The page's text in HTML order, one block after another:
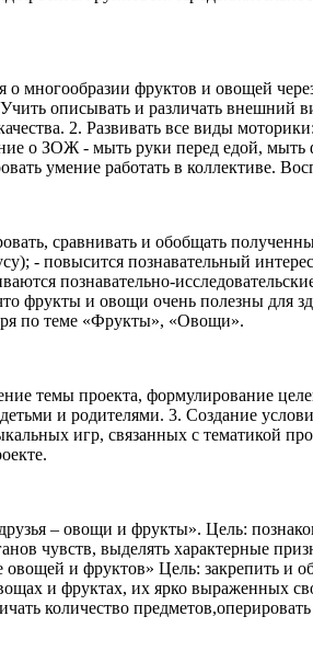
многообразии фруктов и овощей
описывать и различать внешний
2. Развивать все виды
о ЗОЖ - мыть руки перед едой,
умение работать в коллективе.
сравнивать и обобщать
- повысится познавательный
познавательно-
фрукты и овощи очень полезны для
по теме «Фрукты», «Овощи».
темы проекта, формулирование
и родителями. 3. Создание
игр, связанных с тематикой
– овощи и фрукты». Цель:
чувств, выделять характерные
и фруктов» Цель: закрепить и
и фруктах, их ярко
количество